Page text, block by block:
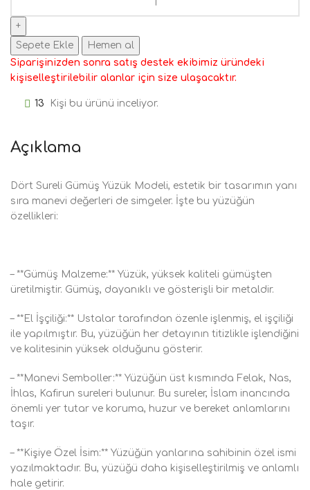
Sepete Ekle
Hemen al
Siparişinizden sonra satış destek ekibimiz üründeki
kişiselleştirilebilir alanlar için size ulaşacaktır.
13 Kişi bu ürünü inceliyor.
Açıklama
Dört Sureli Gümüş Yüzük Modeli, estetik bir tasarımın yanı
sıra manevi değerleri de simgeler. İşte bu yüzüğün
özellikleri:
– **Gümüş Malzeme:** Yüzük, yüksek kaliteli gümüşten
üretilmiştir. Gümüş, dayanıklı ve gösterişli bir metaldir.
– **El İşçiliği:** Ustalar tarafından özenle işlenmiş, el işçiliği
ile yapılmıştır. Bu, yüzüğün her detayının titizlikle işlendiğini
ve kalitesinin yüksek olduğunu gösterir.
– **Manevi Semboller:** Yüzüğün üst kısmında Felak, Nas,
İhlas, Kafirun sureleri bulunur. Bu sureler, İslam inancında
önemli yer tutar ve koruma, huzur ve bereket anlamlarını
taşır.
– **Kişiye Özel İsim:** Yüzüğün yanlarına sahibinin özel ismi
yazılmaktadır. Bu, yüzüğü daha kişiselleştirilmiş ve anlamlı
hale getirir.